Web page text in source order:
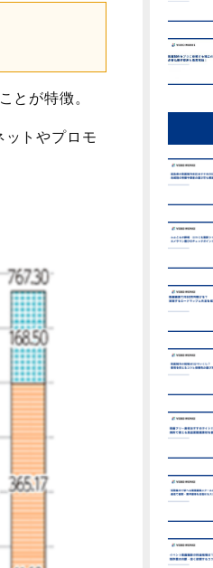
とが特徴。
ットやプロモ